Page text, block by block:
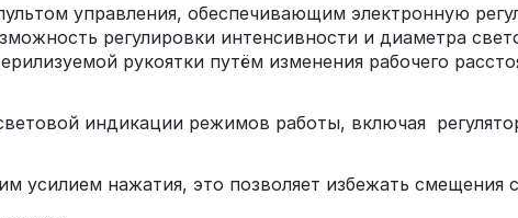
управления, обеспечивающим электронную
регулировки интенсивности и диаметра
рукоятки путём изменения рабочего
индикации режимов работы, включая
усилием нажатия, это позволяет избежать смещения